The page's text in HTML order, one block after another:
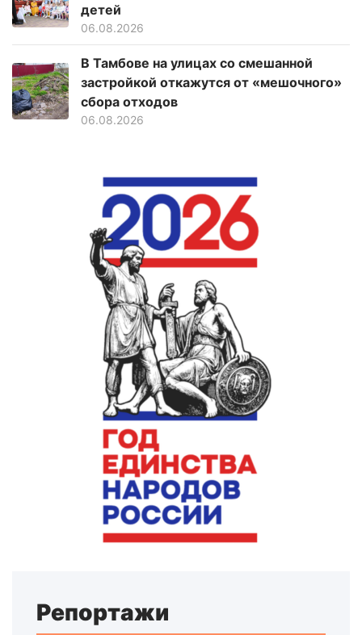
детей
06.08.2026
В Тамбове на улицах со смешанной
застройкой откажутся от «мешочного»
сбора отходов
06.08.2026
Репортажи